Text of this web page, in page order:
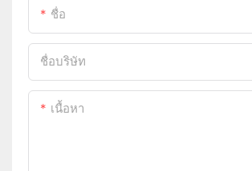
ชื่อ
ชื่อบริษัท
เนื้อหา